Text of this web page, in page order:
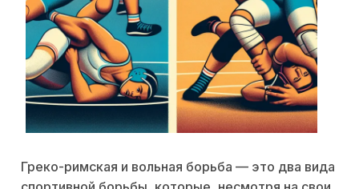
Греко-римская и вольная борьба — это два вида